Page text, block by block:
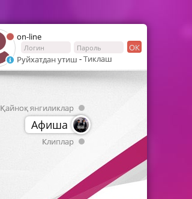
on-line
ОК
Руйхатдан утиш -Тиклаш
Қайноқ янгиликлар
Афиша
Клиплар